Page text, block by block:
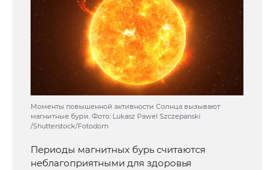
Моменты повышенной активности Солнца вызывают
магнитные бури. Фото: Lukasz Pawel Szczepanski
/Shutterstock/Fotodom
Периоды магнитных бурь считаются
неблагоприятными для здоровья